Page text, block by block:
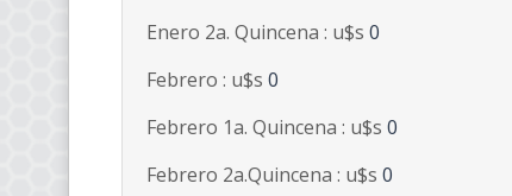
Enero 2a. Quincena : u$s 0
Febrero : u$s 0
Febrero 1a. Quincena : u$s 0
Febrero 2a.Quincena : u$s 0